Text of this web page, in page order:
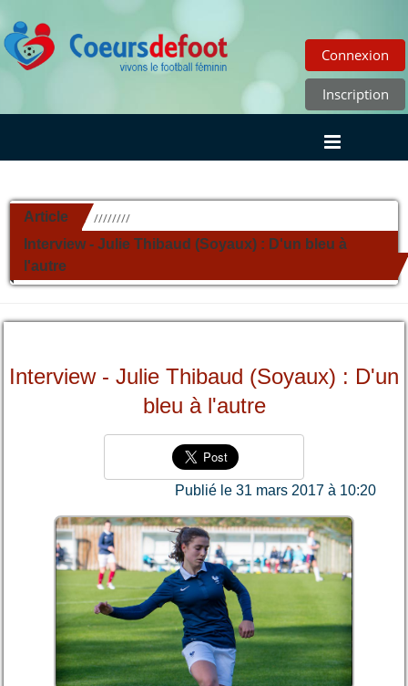
Connexion
Inscription
Article //////////
Interview - Julie Thibaud (Soyaux) : D'un bleu à
l'autre
Interview - Julie Thibaud (Soyaux) : D'un
bleu à l'autre
Publié le 31 mars 2017 à 10:20